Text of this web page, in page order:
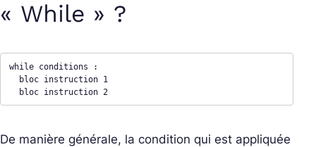
« While » ?
while conditions :
  bloc instruction 2
De manière générale, la condition qui est appliquée